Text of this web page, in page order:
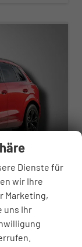
Dienste für
wir Ihre
Marketing,
uns Ihr